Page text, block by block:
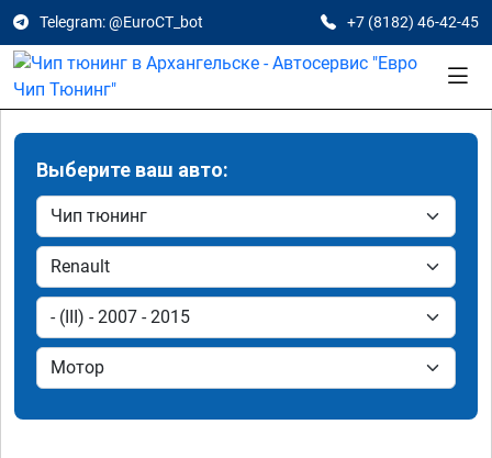
Telegram: @EuroCT_bot +7 (8182) 46-42-45
Выберите ваш авто: